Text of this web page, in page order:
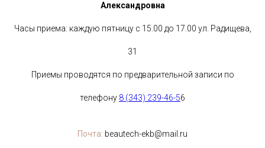
beautech-ekb@mail.ru
Адрес:Россия, Екатеринбург
Улица Радищева, строение 31
(вход с ул. Сакко и Ванцетти)
Александровна
Часы приема: каждую пятницу с 15.00 до 17.00 ул. Радищева,
31
Приемы проводятся по предварительной записи по
телефону 8 (343) 239-46-56
Почта: beautech-ekb@mail.ru